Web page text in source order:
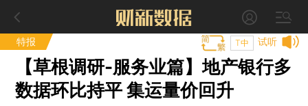
特报 试听
T中
【草根调研-服务业篇】地产银行多
数据环比持平 集运量价回升